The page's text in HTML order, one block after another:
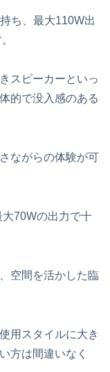
ち、最大110W出
スピーカーといっ
的で没入感のある
ながらの体験が可
70Wの出力で十
空間を活かした臨
用スタイルに大き
方は間違いなく